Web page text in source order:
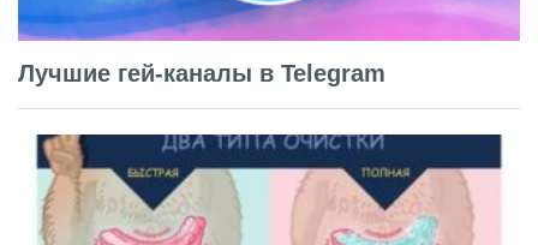
Лучшие гей-каналы в Telegram